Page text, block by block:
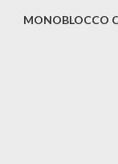
MONOBLOCCO